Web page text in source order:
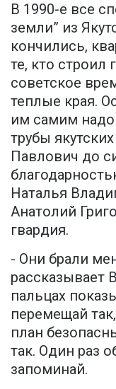
В 1990-е все
земли” из
кончились,
те, кто строил
советское
теплые края.
им самим
трубы
Павлович до
Наталья
Анатолий
гвардия.
- Они брали
рассказывает
пальцах
перемещай
план
так. Один раз
запоминай.